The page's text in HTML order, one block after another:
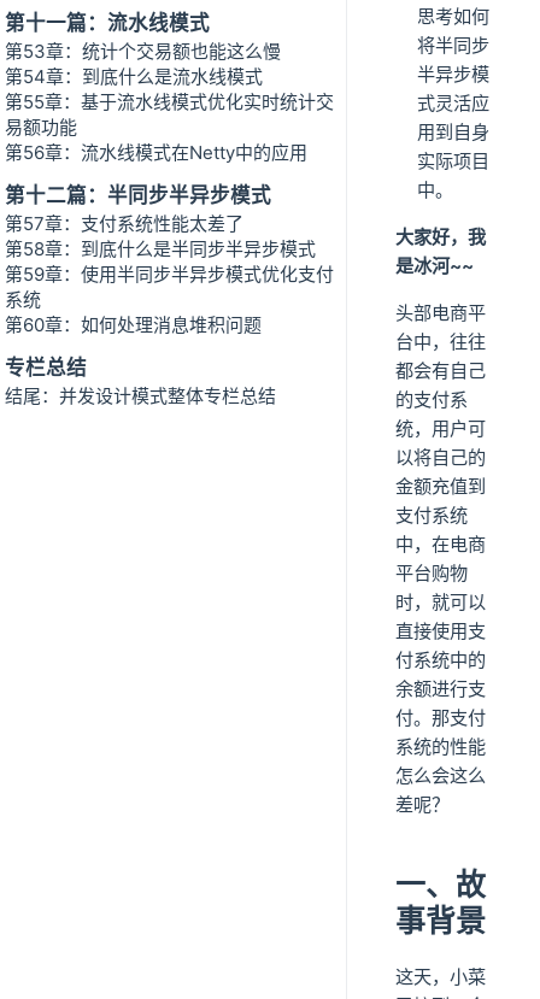
第十一篇：流水线模式
第53章：统计个交易额也能这么慢
第54章：到底什么是流水线模式
第55章：基于流水线模式优化实时统计交
易额功能
第56章：流水线模式在Netty中的应用
第十二篇：半同步半异步模式
第57章：支付系统性能太差了
第58章：到底什么是半同步半异步模式
第59章：使用半同步半异步模式优化支付
系统
第60章：如何处理消息堆积问题
专栏总结
结尾：并发设计模式整体专栏总结
思考如何
将半同步
半异步模
式灵活应
用到自身
实际项目
中。
大家好，我
是冰河~~
头部电商平
台中，往往
都会有自己
的支付系
统，用户可
以将自己的
金额充值到
支付系统
中，在电商
平台购物
时，就可以
直接使用支
付系统中的
余额进行支
付。那支付
系统的性能
怎么会这么
差呢？
一、故
事背景
这天，小菜